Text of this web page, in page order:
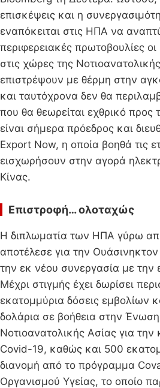
επισκέψεις και η
εναπόκειται στις ΗΠΑ να
περιφερειακές πρωτοβουλίες
στις χώρες της
επιστρέψουν με θέρμη στην
και ταυτόχρονα δεν θα
που θα θεωρείται εχθρικό προς
είναι σήμερα πρόεδρος και
Export Now, η οποία βοηθά τις
εισχωρήσουν στην αγορά
Κίνας.
Επιστροφή… ολοταχώς
Η διπλωματία των ΗΠΑ γύρω
αποτέλεσε για την
την εκ νέου συνεργασία με την
Μέχρι στιγμής έχει δωρίσει
εκατομμύρια δόσεις εμβολίων
δολάρια σε βοήθεια στην
Νοτιοανατολικής Ασίας για
Covid-19, καθώς και 500
διανομή από το πρόγραμμα
Οργανισμού Υγείας, το οποίο